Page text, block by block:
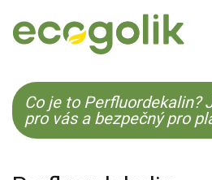
EN
Co je to Perfluordekalin?
pro vás a bezpečný pro